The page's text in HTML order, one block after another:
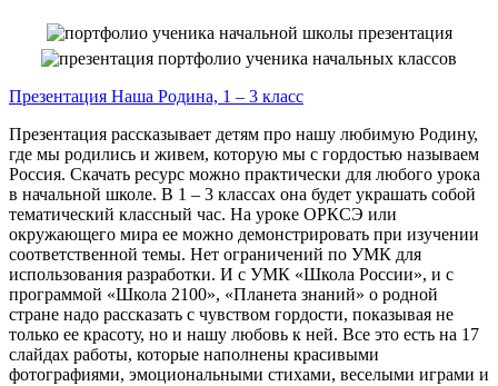
Презентация Наша Родина, 1 – 3 класс
Презентация рассказывает детям про нашу любимую Родину,
где мы родились и живем, которую мы с гордостью называем
Россия. Скачать ресурс можно практически для любого урока
в начальной школе. В 1 – 3 классах она будет украшать собой
тематический классный час. На уроке ОРКСЭ или
окружающего мира ее можно демонстрировать при изучении
соответственной темы. Нет ограничений по УМК для
использования разработки. И с УМК «Школа России», и с
программой «Школа 2100», «Планета знаний» о родной
стране надо рассказать с чувством гордости, показывая не
только ее красоту, но и нашу любовь к ней. Все это есть на 17
слайдах работы, которые наполнены красивыми
фотографиями, эмоциональными стихами, веселыми играми и